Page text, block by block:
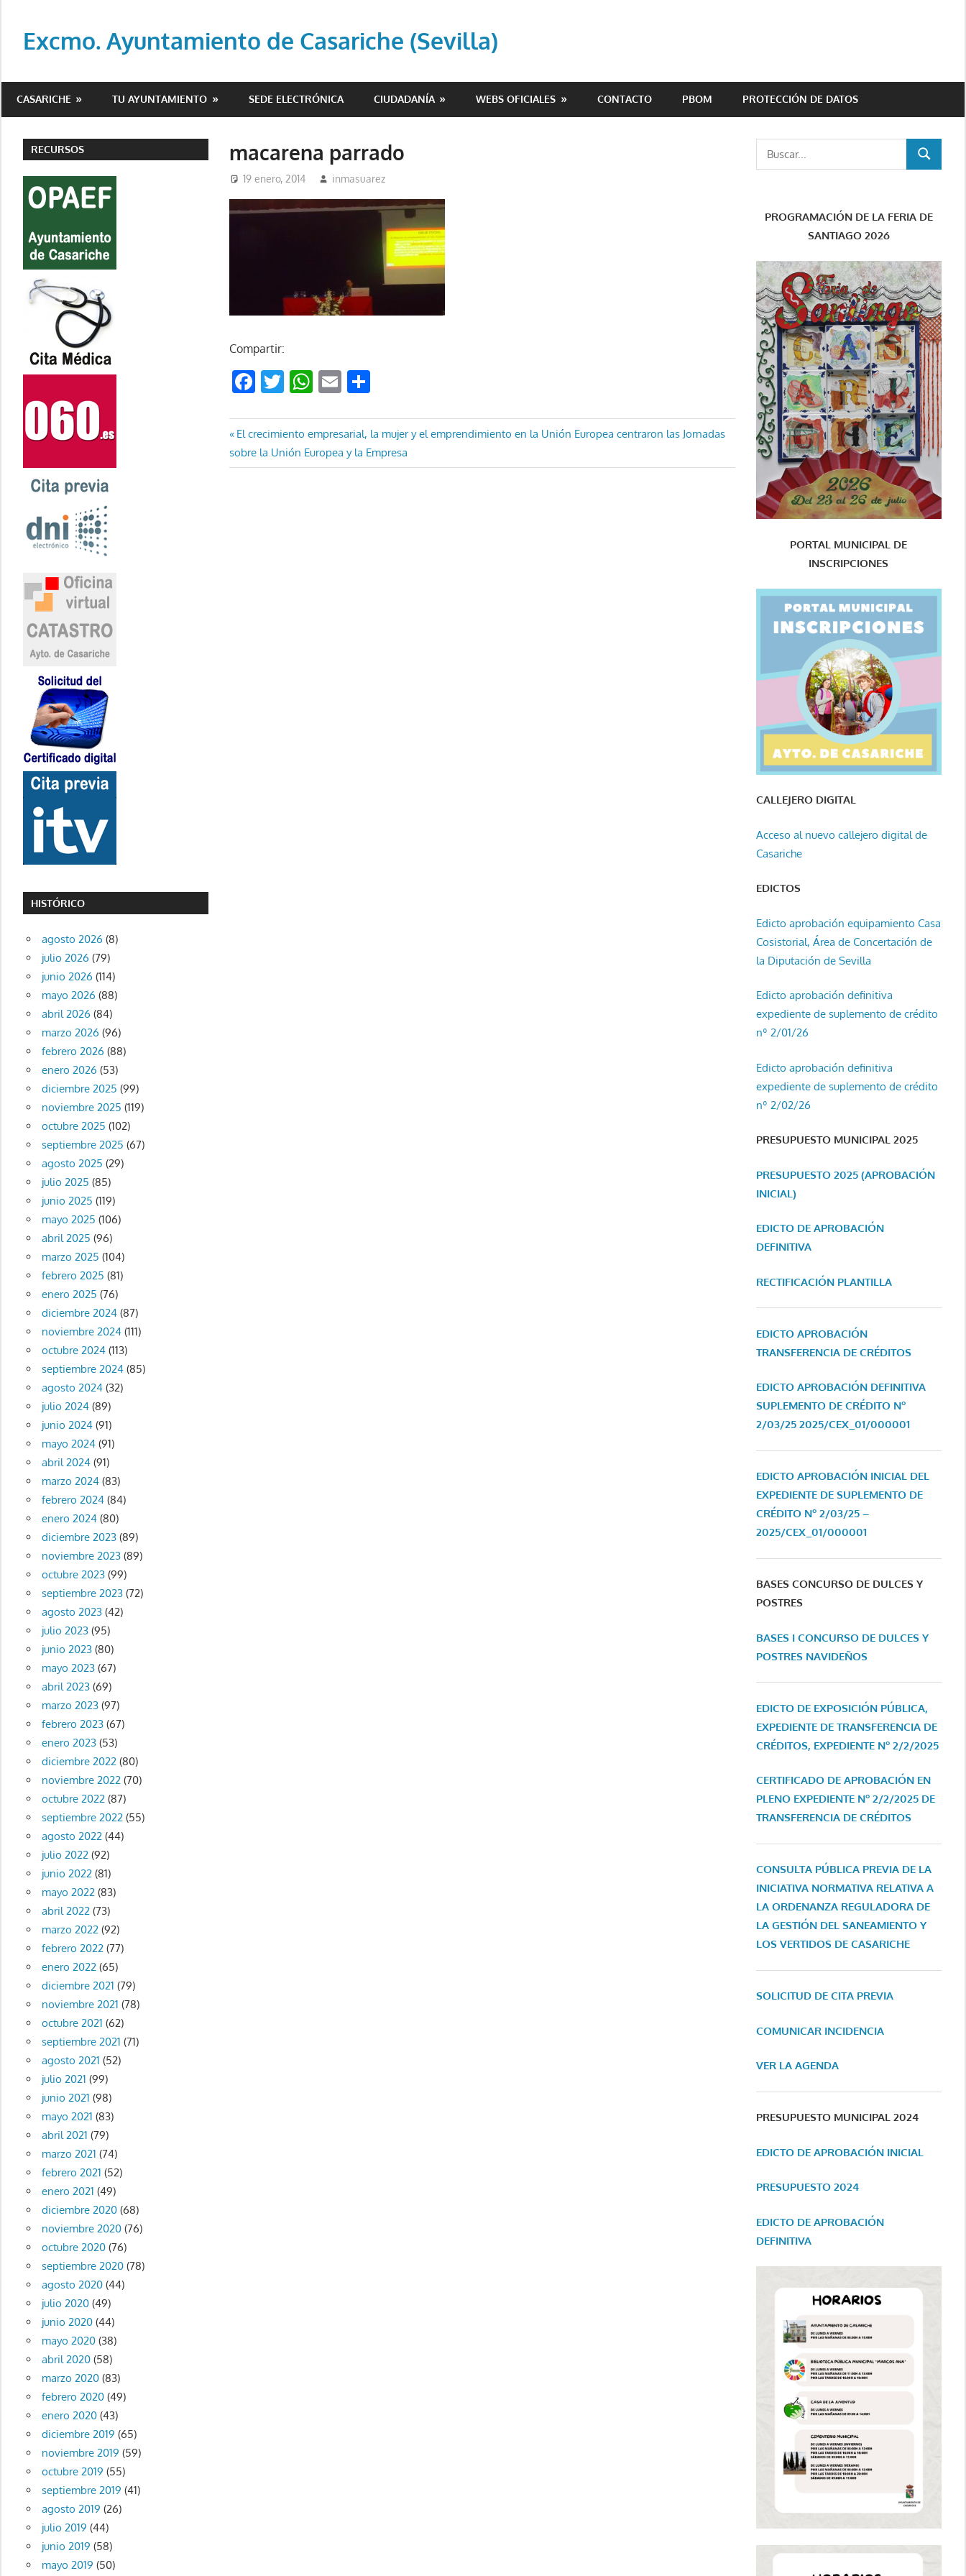
contenido
Excmo. Ayuntamiento de Casariche (Sevilla)
del
de
Casariche
CASARICHE TU AYUNTAMIENTO SEDE ELECTRÓNICA CIUDADANÍA WEBS OFICIALES CONTACTO PBOM PROTECCIÓN DE DATOS
macarena parrado
19 enero, 2014 inmasuarez
Compartir:
Facebook
Twitter
WhatsApp
Email
Navegación
de
Entrada
anterior:
El crecimiento empresarial, la mujer y el emprendimiento en la Unión Europea centraron las Jornadas
sobre la Unión Europea y la Empresa
RECURSOS
HISTÓRICO
agosto 2026 (8)
julio 2026 (79)
junio 2026 (114)
mayo 2026 (88)
abril 2026 (84)
marzo 2026 (96)
febrero 2026 (88)
enero 2026 (53)
diciembre 2025 (99)
noviembre 2025 (119)
octubre 2025 (102)
septiembre 2025 (67)
agosto 2025 (29)
julio 2025 (85)
junio 2025 (119)
mayo 2025 (106)
abril 2025 (96)
marzo 2025 (104)
febrero 2025 (81)
enero 2025 (76)
diciembre 2024(87)
noviembre 2024(111)
octubre 2024(113)
septiembre 2024(85)
agosto 2024(32)
julio 2024(89)
junio 2024(91)
mayo 2024(91)
abril 2024(91)
marzo 2024(83)
febrero 2024(84)
enero 2024(80)
diciembre 2023(89)
noviembre 2023(89)
octubre 2023(99)
septiembre 2023(72)
agosto 2023(42)
julio 2023(95)
junio 2023(80)
mayo 2023(67)
abril 2023(69)
marzo 2023(97)
febrero 2023(67)
enero 2023(53)
diciembre 2022(80)
noviembre 2022(70)
octubre 2022(87)
septiembre 2022(55)
agosto 2022(44)
julio 2022(92)
junio 2022(81)
mayo 2022(83)
abril 2022(73)
marzo 2022(92)
febrero 2022(77)
enero 2022(65)
diciembre 2021 (79)
noviembre 2021 (78)
octubre 2021 (62)
septiembre 2021 (71)
agosto 2021 (52)
julio 2021 (99)
junio 2021 (98)
mayo 2021 (83)
abril 2021 (79)
marzo 2021 (74)
febrero 2021 (52)
enero 2021 (49)
diciembre 2020(68)
noviembre 2020(76)
octubre 2020(76)
septiembre 2020(78)
agosto 2020(44)
julio 2020(49)
junio 2020(44)
mayo 2020(38)
abril 2020(58)
marzo 2020(83)
febrero 2020(49)
enero 2020(43)
diciembre 2019 (65)
noviembre 2019 (59)
octubre 2019 (55)
septiembre 2019 (41)
agosto 2019 (26)
julio 2019 (44)
junio 2019 (58)
mayo 2019 (50)
BUSCAR
PROGRAMACIÓN DE LA FERIA DE
SANTIAGO 2026
PORTAL MUNICIPAL DE
INSCRIPCIONES
CALLEJERO DIGITAL
Acceso al nuevo callejero digital de
Casariche
EDICTOS
Edicto aprobación equipamiento Casa
Cosistorial, Área de Concertación de
la Diputación de Sevilla
Edicto aprobación definitiva
expediente de suplemento de crédito
nº 2/01/26
Edicto aprobación definitiva
expediente de suplemento de crédito
nº 2/02/26
PRESUPUESTO MUNICIPAL 2025
PRESUPUESTO 2025 (APROBACIÓN
INICIAL)
EDICTO DE APROBACIÓN
DEFINITIVA
RECTIFICACIÓN PLANTILLA
EDICTO APROBACIÓN
TRANSFERENCIA DE CRÉDITOS
EDICTO APROBACIÓN DEFINITIVA
SUPLEMENTO DE CRÉDITO Nº
2/03/25 2025/CEX_01/000001
EDICTO APROBACIÓN INICIAL DEL
EXPEDIENTE DE SUPLEMENTO DE
CRÉDITO Nº 2/03/25 –
2025/CEX_01/000001
BASES CONCURSO DE DULCES Y
POSTRES
BASES I CONCURSO DE DULCES Y
POSTRES NAVIDEÑOS
EDICTO DE EXPOSICIÓN PÚBLICA,
EXPEDIENTE DE TRANSFERENCIA DE
CRÉDITOS, EXPEDIENTE Nº 2/2/2025
CERTIFICADO DE APROBACIÓN EN
PLENO EXPEDIENTE Nº 2/2/2025 DE
TRANSFERENCIA DE CRÉDITOS
CONSULTA PÚBLICA PREVIA DE LA
INICIATIVA NORMATIVA RELATIVA A
LA ORDENANZA REGULADORA DE
LA GESTIÓN DEL SANEAMIENTO Y
LOS VERTIDOS DE CASARICHE
SOLICITUD DE CITA PREVIA
COMUNICAR INCIDENCIA
VER LA AGENDA
PRESUPUESTO MUNICIPAL 2024
EDICTO DE APROBACIÓN INICIAL
PRESUPUESTO 2024
EDICTO DE APROBACIÓN
DEFINITIVA